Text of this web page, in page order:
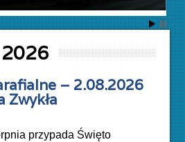
2026
– 2.08.2026
Zwykła
przypada Święto